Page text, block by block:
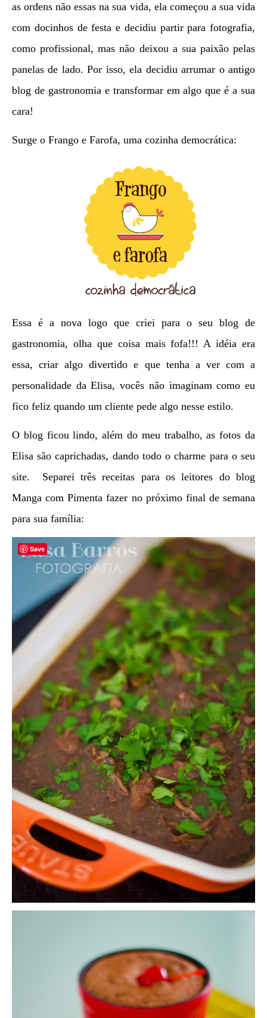
as ordens não essas na sua vida, ela começou a sua vida
com docinhos de festa e decidiu partir para fotografia,
como profissional, mas não deixou a sua paixão pelas
panelas de lado. Por isso, ela decidiu arrumar o antigo
blog de gastronomia e transformar em algo que é a sua
cara!
Surge o Frango e Farofa, uma cozinha democrática:
Essa é a nova logo que criei para o seu blog de
gastronomia, olha que coisa mais fofa!!! A idéia era
essa, criar algo divertido e que tenha a ver com a
personalidade da Elisa, vocês não imaginam como eu
fico feliz quando um cliente pede algo nesse estilo.
O blog ficou lindo, além do meu trabalho, as fotos da
Elisa são caprichadas, dando todo o charme para o seu
site. Separei três receitas para os leitores do blog
Manga com Pimenta fazer no próximo final de semana
para sua família:
Save